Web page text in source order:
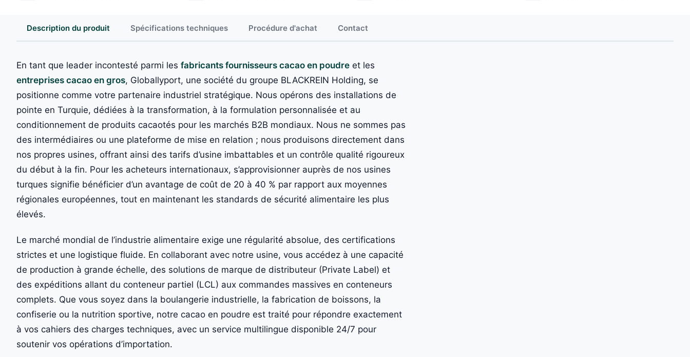
Description du produit Spécifications techniques Procédure d'achat Contact
En tant que leader incontesté parmi les fabricants fournisseurs cacao en poudre et les
entreprises cacao en gros, Globallyport, une société du groupe BLACKREIN Holding, se
positionne comme votre partenaire industriel stratégique. Nous opérons des installations de
pointe en Turquie, dédiées à la transformation, à la formulation personnalisée et au
conditionnement de produits cacaotés pour les marchés B2B mondiaux. Nous ne sommes pas
des intermédiaires ou une plateforme de mise en relation ; nous produisons directement dans
nos propres usines, offrant ainsi des tarifs d’usine imbattables et un contrôle qualité rigoureux
du début à la fin. Pour les acheteurs internationaux, s’approvisionner auprès de nos usines
turques signifie bénéficier d’un avantage de coût de 20 à 40 % par rapport aux moyennes
régionales européennes, tout en maintenant les standards de sécurité alimentaire les plus
élevés.
Le marché mondial de l’industrie alimentaire exige une régularité absolue, des certifications
strictes et une logistique fluide. En collaborant avec notre usine, vous accédez à une capacité
de production à grande échelle, des solutions de marque de distributeur (Private Label) et
des expéditions allant du conteneur partiel (LCL) aux commandes massives en conteneurs
complets. Que vous soyez dans la boulangerie industrielle, la fabrication de boissons, la
confiserie ou la nutrition sportive, notre cacao en poudre est traité pour répondre exactement
à vos cahiers des charges techniques, avec un service multilingue disponible 24/7 pour
soutenir vos opérations d’importation.